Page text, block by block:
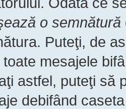
o semnătură
Puteţi, de
mesajele
astfel, puteţi să
debifând